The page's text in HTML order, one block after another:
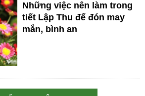
Những việc nên làm trong
tiết Lập Thu để đón may
mắn, bình an